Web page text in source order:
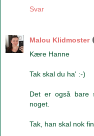
Svar
Malou Klidmoster
Kære Hanne
Tak skal du ha' :-)
Det er også bare
noget.
Tak, han skal nok